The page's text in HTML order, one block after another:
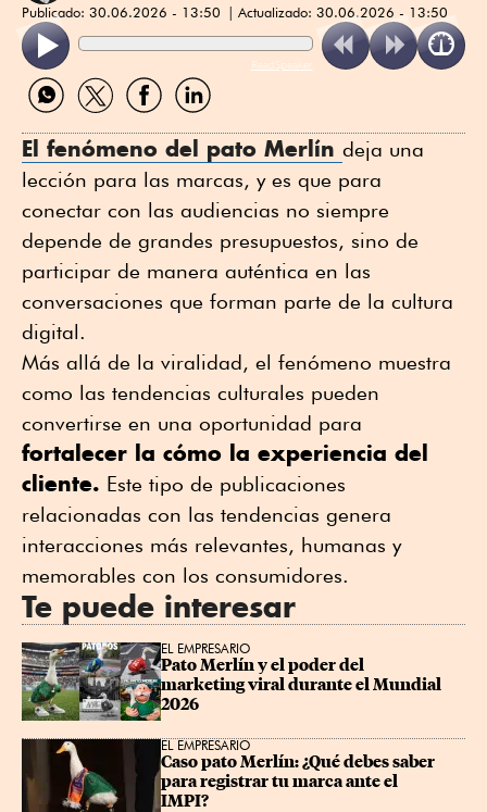
Publicado: 30.06.2026 - 13:50 Actualizado: 30.06.2026 - 13:50
ReadSpeaker
Compartir
por
Compartir
por
Compartir
por
Compartir
por
El fenómeno del pato Merlín deja una
lección para las marcas, y es que para
conectar con las audiencias no siempre
depende de grandes presupuestos, sino de
participar de manera auténtica en las
conversaciones que forman parte de la cultura
digital.
Más allá de la viralidad, el fenómeno muestra
como las tendencias culturales pueden
convertirse en una oportunidad para
fortalecer la cómo la experiencia del
cliente. Este tipo de publicaciones
relacionadas con las tendencias genera
interacciones más relevantes, humanas y
memorables con los consumidores.
Te puede interesar
EL EMPRESARIO
Pato Merlín y el poder del
marketing viral durante el Mundial
2026
EL EMPRESARIO
Caso pato Merlín: ¿Qué debes saber
para registrar tu marca ante el
IMPI?